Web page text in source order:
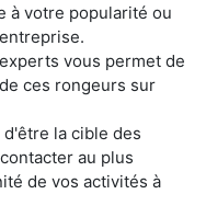
à votre popularité ou
vous permet de
ces rongeurs sur
la cible des
au plus
de vos activités à